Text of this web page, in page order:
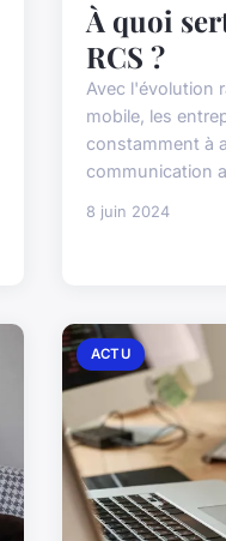
À quoi
RCS ?
Avec l'évolution
mobile, les
constamment à
communication
8 juin 2024
ACTU